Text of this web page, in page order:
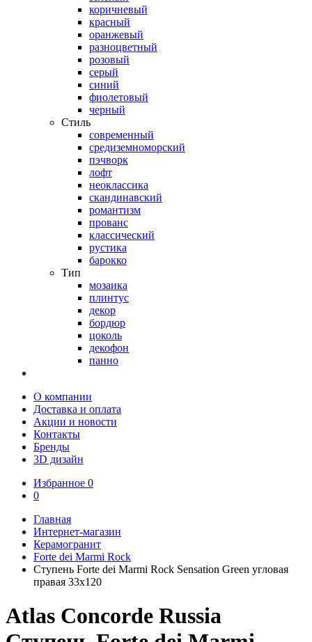
коричневый
красный
оранжевый
разноцветный
розовый
серый
синий
фиолетовый
черный
Стиль
современный
средиземноморский
пэчворк
лофт
неоклассика
скандинавский
романтизм
прованс
классический
рустика
барокко
Тип
мозаика
плинтус
декор
бордюр
цоколь
декофон
панно
О компании
Доставка и оплата
Акции и новости
Контакты
Бренды
3D дизайн
Избранное 0
0
Главная
Интернет-магазин
Керамогранит
Forte dei Marmi Rock
Ступень Forte dei Marmi Rock Sensation Green угловая
правая 33x120
Atlas Concorde Russia